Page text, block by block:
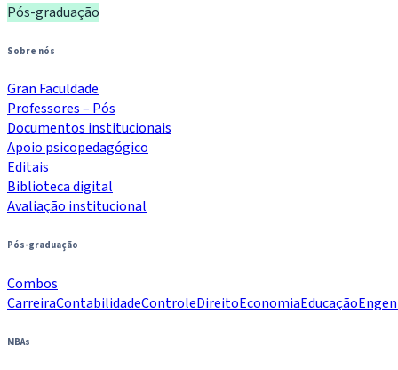
Pós-graduação
Sobre nós
Gran Faculdade
Professores – Pós
Documentos institucionais
Apoio psicopedagógico
Editais
Biblioteca digital
Avaliação institucional
Pós-graduação
Combos
CarreiraContabilidadeControleDireitoEconomiaEducação
MBAs